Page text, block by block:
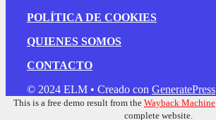
POLÍTICA DE COOKIES
QUIENES SOMOS
CONTACTO
© 2024 ELM • Creado con GeneratePress
This is a free demo result from the Wayback Machine
complete website.